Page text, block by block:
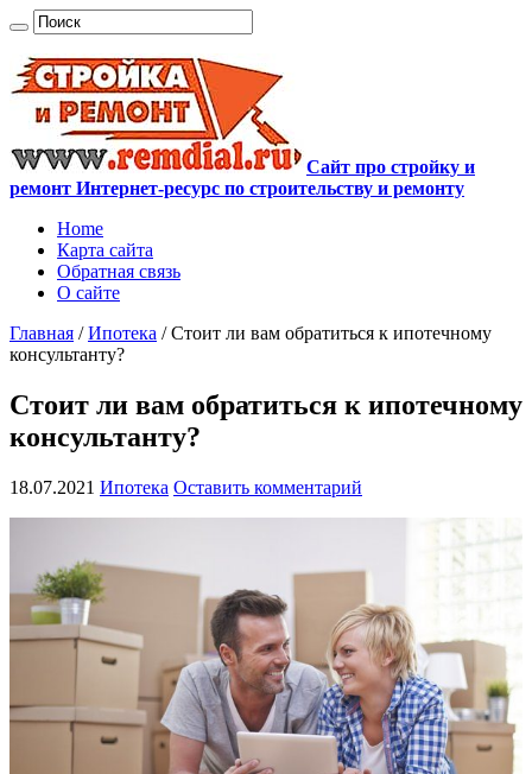
Сайт про стройку и
ремонт Интернет-ресурс по строительству и ремонту
Home
Карта сайта
Обратная связь
О сайте
Главная / Ипотека / Стоит ли вам обратиться к ипотечному
консультанту?
Стоит ли вам обратиться к ипотечному
консультанту?
18.07.2021 Ипотека Оставить комментарий